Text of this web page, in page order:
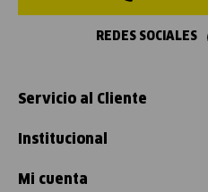
REDES SOCIALES
Servicio al Cliente
Institucional
Mi cuenta